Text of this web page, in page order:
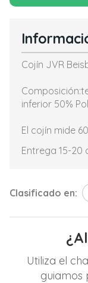
Cojín JVR
inferior 50%
El cojín mide
Entrega 15-20
Clasificado en:
Utiliza el
guiamos